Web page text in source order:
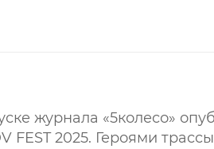
журнала «5колесо»
FEST 2025. Героями